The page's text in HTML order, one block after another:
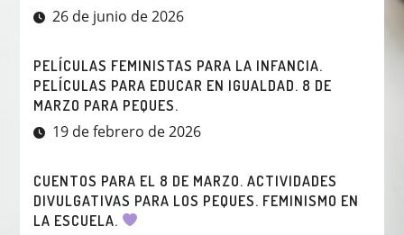
26 de junio de 2026
PELÍCULAS FEMINISTAS PARA LA INFANCIA.
PELÍCULAS PARA EDUCAR EN IGUALDAD. 8 DE
MARZO PARA PEQUES.
19 de febrero de 2026
CUENTOS PARA EL 8 DE MARZO. ACTIVIDADES
DIVULGATIVAS PARA LOS PEQUES. FEMINISMO EN
LA ESCUELA.